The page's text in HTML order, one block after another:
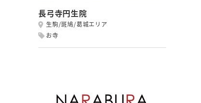
長弓寺円生院
生駒/斑鳩/葛城エリア
お寺